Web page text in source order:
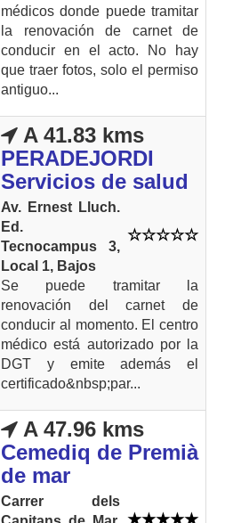
médicos donde puede tramitar
la renovación de carnet de
conducir en el acto. No hay
que traer fotos, solo el permiso
antiguo...
A 41.83 kms
PERADEJORDI
Servicios de salud
Av. Ernest Lluch.
Ed.
Tecnocampus 3,
Local 1, Bajos
Se puede tramitar la
renovación del carnet de
conducir al momento. El centro
médico está autorizado por la
DGT y emite además el
certificado&nbsp;par...
A 47.96 kms
Cemediq de Premià
de mar
Carrer dels